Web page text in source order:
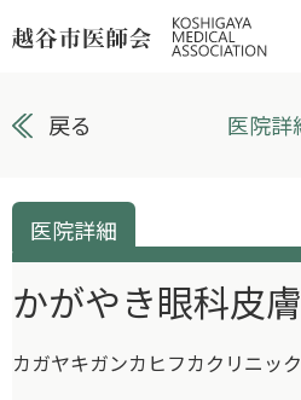
戻る 医院詳
医院詳細
かがやき眼科皮
カガヤキガンカヒフカクリニック